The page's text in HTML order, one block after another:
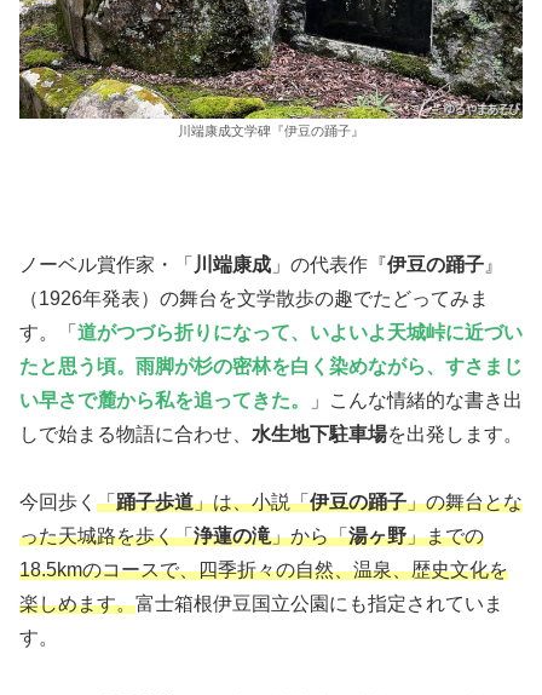
川端康成文学碑『伊豆の踊子』
ノーベル賞作家・「 川端康成 」の代表作『伊豆の踊子 』
（1926年発表）の舞台を文学散歩の趣でたどってみま
す。「 道がつづら折りになって、いよいよ天城峠に近づい
たと思う頃。雨脚が杉の密林を白く染めながら、すさまじ
い早さで麓から私を追ってきた。
」こんな情緒的な書き出
しで始まる物語に合わせ、 水生地下駐車場を出発します。
今回歩く 「踊子歩道」は、小説「伊豆の踊子」の舞台とな
った天城路を歩く「浄蓮の滝」から「湯ヶ野」までの
18.5kmのコースで、四季折々の自然、温泉、歴史文化を
楽しめます。富士箱根伊豆国立公園にも指定されていま
す。